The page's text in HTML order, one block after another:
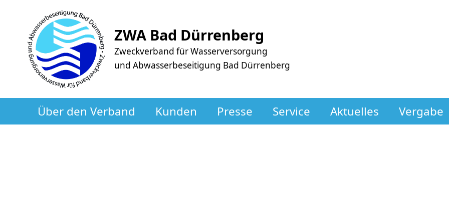
ZWA Bad Dürrenberg
Zweckverband für Wasserversorgung
und Abwasserbeseitigung Bad Dürrenberg
Über den Verband Kunden Presse Service Aktuelles Vergabe